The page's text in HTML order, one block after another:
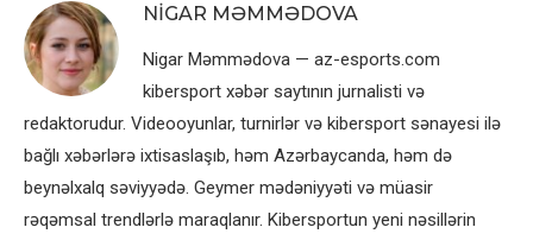
NIGAR MƏMMƏDOVA
Nigar Məmmədova — az-esports.com
kibersport xəbər saytının jurnalisti və
redaktorudur. Videooyunlar, turnirlər və kibersport sənayesi ilə
bağlı xəbərlərə ixtisaslaşıb, həm Azərbaycanda, həm də
beynəlxalq səviyyədə. Geymer mədəniyyəti və müasir
rəqəmsal trendlərlə maraqlanır. Kibersportun yeni nəsillərin